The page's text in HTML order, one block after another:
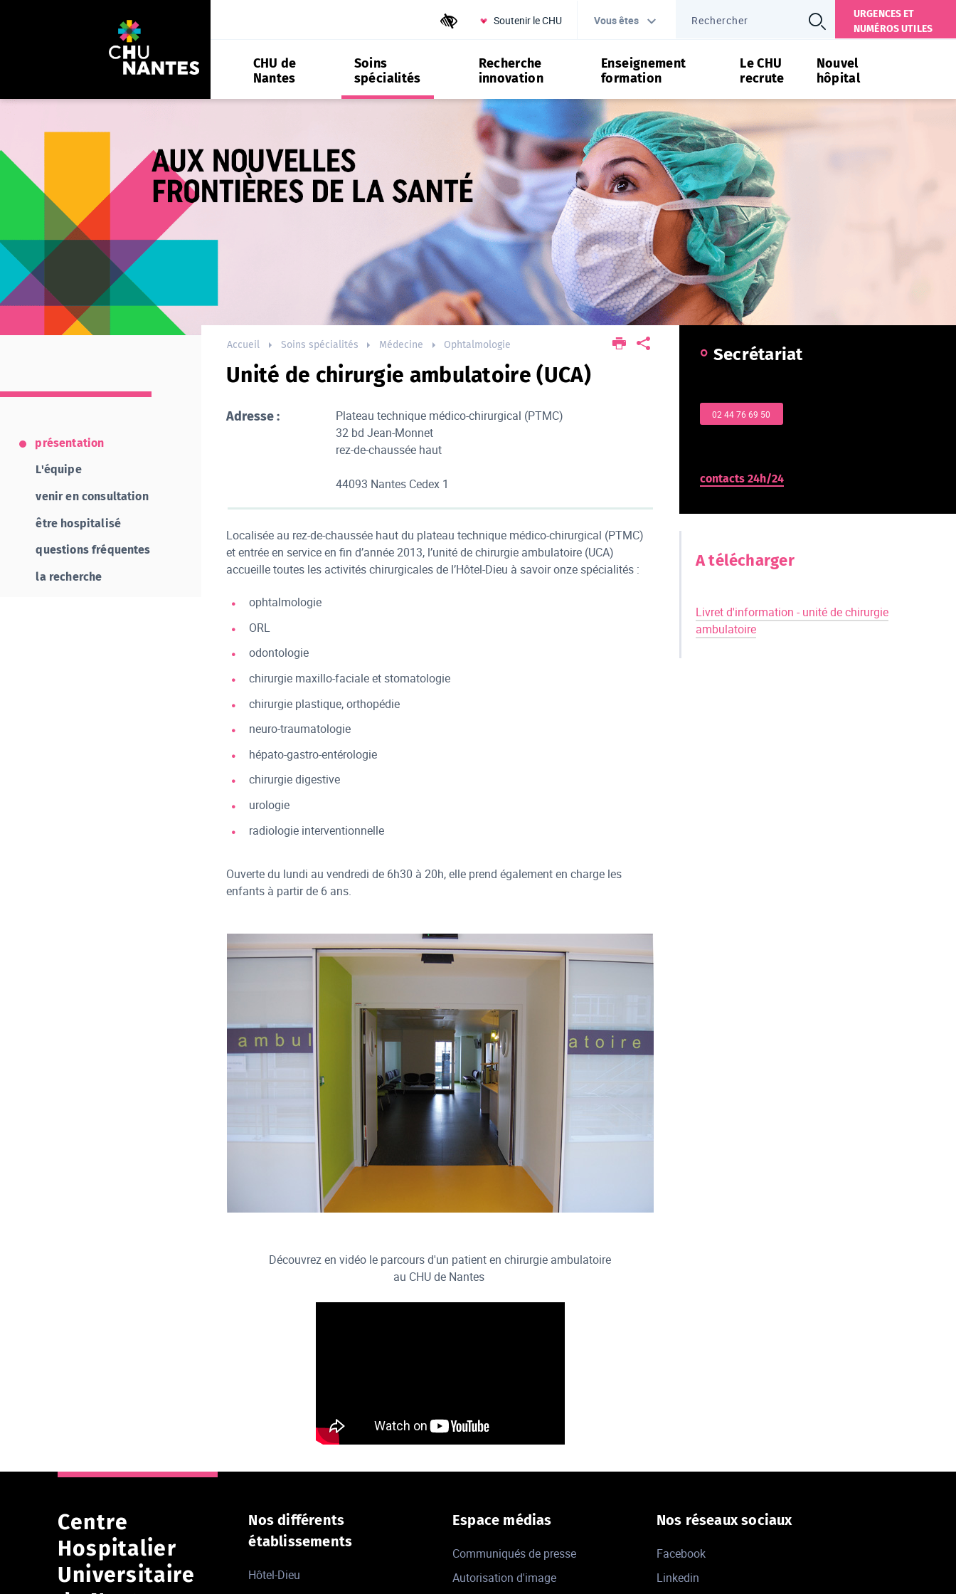
Outils d'accessibilité
Soutenir le CHU Vous êtes
URGENCES ET
NUMÉROS UTILES
CHU de
Nantes
Soins
spécialités
Recherche
innovation
Enseignement
formation
Le CHU
recrute
Nouvel
hôpital
Accueil Soins spécialités Médecine Ophtalmologie
Unité de chirurgie ambulatoire (UCA)
Adresse :
Plateau technique médico-chirurgical (PTMC)
32 bd Jean-Monnet
rez-de-chaussée haut
44093 Nantes Cedex 1
Localisée au rez-de-chaussée haut du plateau technique médico-chirurgical (PTMC)
et entrée en service en fin d’année 2013, l’unité de chirurgie ambulatoire (UCA)
accueille toutes les activités chirurgicales de l’Hôtel-Dieu à savoir onze spécialités :
ophtalmologie
ORL
odontologie
chirurgie maxillo-faciale et stomatologie
chirurgie plastique, orthopédie
neuro-traumatologie
hépato-gastro-entérologie
chirurgie digestive
urologie
radiologie interventionnelle
Ouverte du lundi au vendredi de 6h30 à 20h, elle prend également en charge les
enfants à partir de 6 ans.
Découvrez en vidéo le parcours d'un patient en chirurgie ambulatoire
au CHU de Nantes
Secrétariat
02 44 76 69 50
contacts 24h/24
A télécharger
Livret d'information - unité de chirurgie
ambulatoire
présentation
L'équipe
venir en consultation
être hospitalisé
questions fréquentes
la recherche
Centre
Hospitalier
Universitaire
Nos différents
établissements
Hôtel-Dieu
Espace médias
Communiqués de presse
Autorisation d'image
Nos réseaux sociaux
Facebook
Linkedin